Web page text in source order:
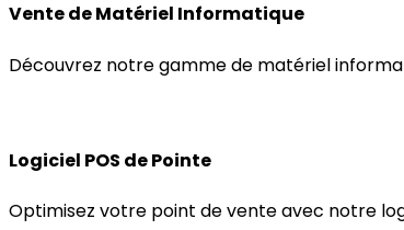
Vente de Matériel Informatique
Découvrez notre gamme de matériel
Logiciel POS de Pointe
Optimisez votre point de vente avec notre